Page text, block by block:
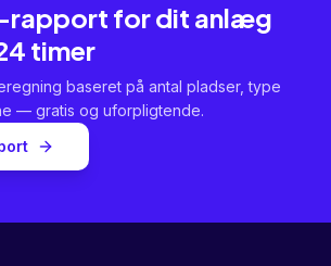
rapport for dit anlæg
timer
baseret på antal pladser, type
— gratis og uforpligtende.